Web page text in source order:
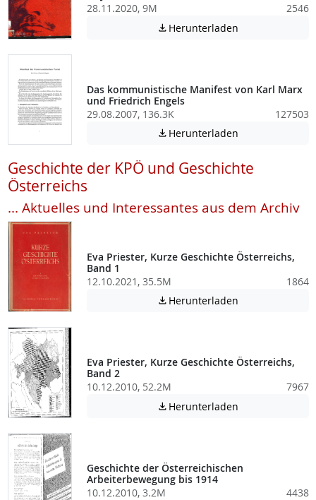
28.11.2020, 9M
2546
 Herunterladen
Das kommunistische Manifest von Karl Marx
und Friedrich Engels
29.08.2007, 136.3K
127503
 Herunterladen
Geschichte der KPÖ und Geschichte
Österreichs
... Aktuelles und Interessantes aus dem Archiv
Eva Priester, Kurze Geschichte Österreichs,
Band 1
12.10.2021, 35.5M
1864
 Herunterladen
Eva Priester, Kurze Geschichte Österreichs,
Band 2
10.12.2010, 52.2M
7967
 Herunterladen
Geschichte der Österreichischen
Arbeiterbewegung bis 1914
10.12.2010, 3.2M
4438